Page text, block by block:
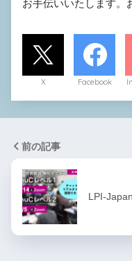
お手伝いいたします。
X Facebook
前の記事
LPI-